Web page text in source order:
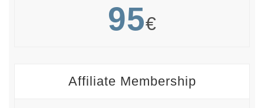
95€
Affiliate Membership